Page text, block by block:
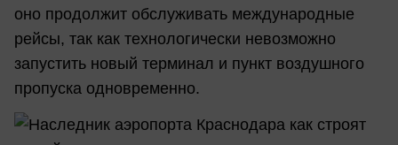
оно продолжит обслуживать международные
рейсы, так как технологически невозможно
запустить новый терминал и пункт воздушного
пропуска одновременно.